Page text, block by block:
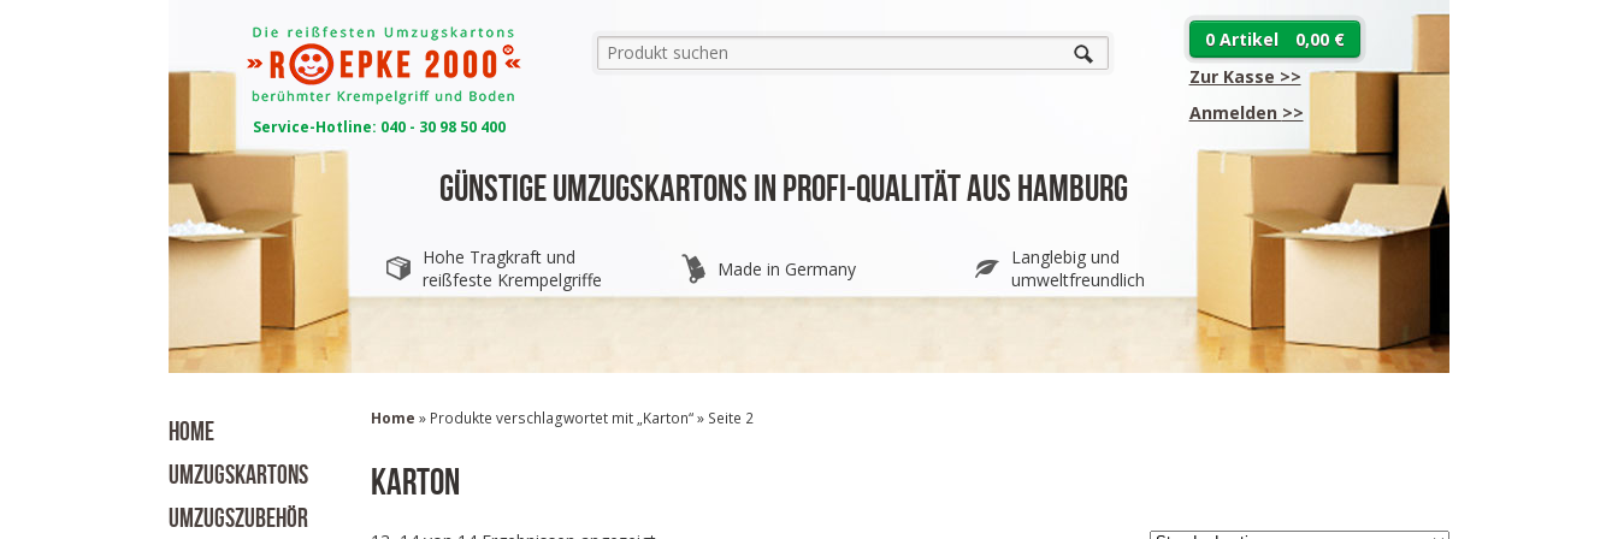
0 Artikel
0,00 €
Zur Kasse >>
Anmelden >>
Service-Hotline: 040 - 30 98 50 400
Günstige Umzugskartons in Profi-Qualität aus Hamburg
Hohe Tragkraft und
reißfeste Krempelgriffe
Made in Germany
Langlebig und
umweltfreundlich
HOME
UMZUGSKARTONS
UMZUGSZUBEHÖR
Home » Produkte verschlagwortet mit „Karton“ » Seite 2
Karton